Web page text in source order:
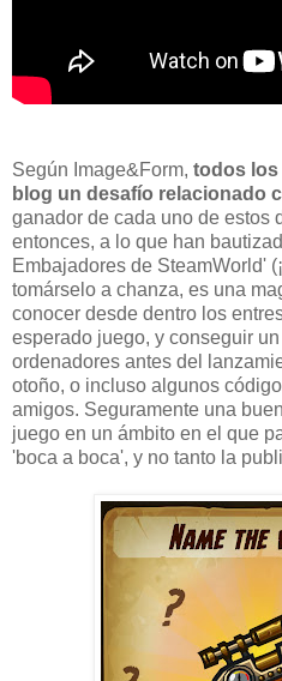
Según Image&Form, todos los
blog un desafío relacionado
ganador de cada uno de estos
entonces, a lo que han
Embajadores de SteamWorld'
tomárselo a chanza, es una
conocer desde dentro los
esperado juego, y conseguir
ordenadores antes del
otoño, o incluso algunos
amigos. Seguramente una
juego en un ámbito en el que
'boca a boca', y no tanto la